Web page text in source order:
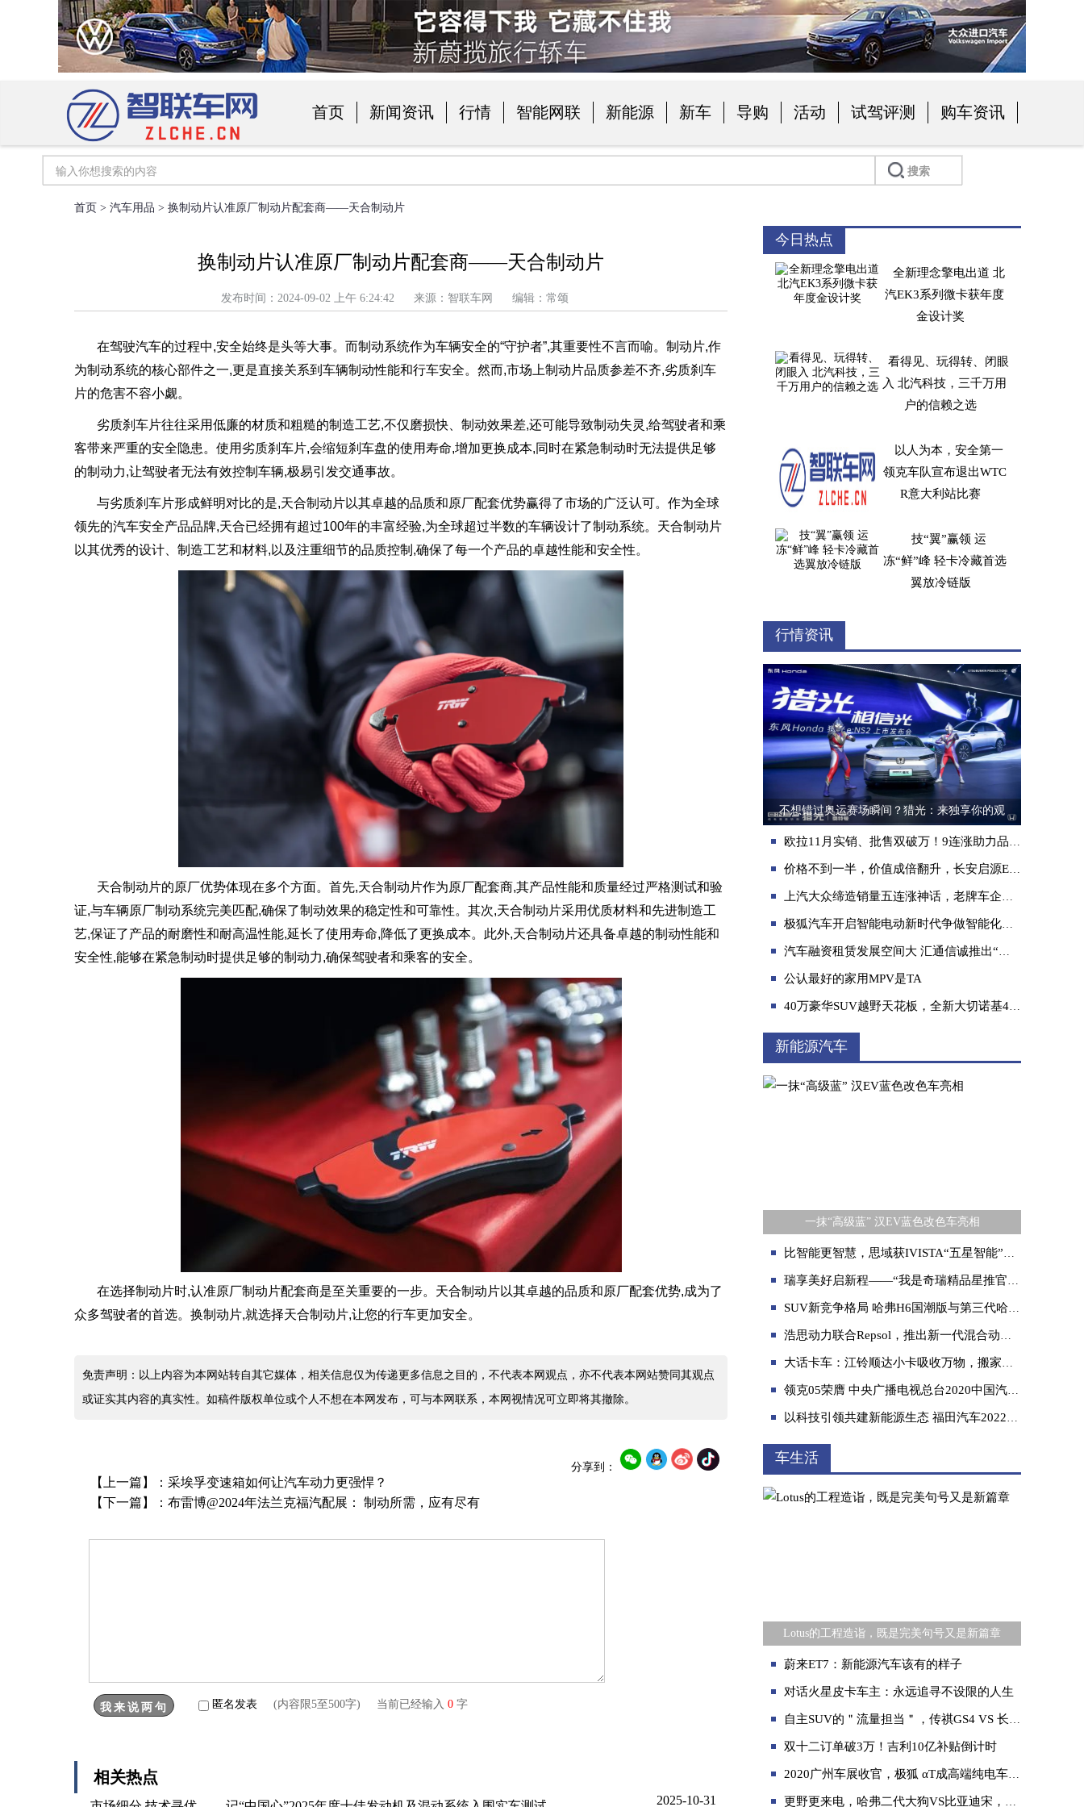
首页 新闻资讯 行情 智能网联 新能源 新车 导购 活动 试驾评测 购车资讯
首页 > 汽车用品 > 换制动片认准原厂制动片配套商——天合制动片
换制动片认准原厂制动片配套商——天合制动片
发布时间：2024-09-02 上午 6:24:42 来源：智联车网 编辑：常颂
在驾驶汽车的过程中,安全始终是头等大事。而制动系统作为车辆安全的“守护者”,其重要性不言而喻。制动片,作
为制动系统的核心部件之一,更是直接关系到车辆制动性能和行车安全。然而,市场上制动片品质参差不齐,劣质刹车
片的危害不容小觑。
劣质刹车片往往采用低廉的材质和粗糙的制造工艺,不仅磨损快、制动效果差,还可能导致制动失灵,给驾驶者和乘
客带来严重的安全隐患。使用劣质刹车片,会缩短刹车盘的使用寿命,增加更换成本,同时在紧急制动时无法提供足够
的制动力,让驾驶者无法有效控制车辆,极易引发交通事故。
与劣质刹车片形成鲜明对比的是,天合制动片以其卓越的品质和原厂配套优势赢得了市场的广泛认可。作为全球
领先的汽车安全产品品牌,天合已经拥有超过100年的丰富经验,为全球超过半数的车辆设计了制动系统。天合制动片
以其优秀的设计、制造工艺和材料,以及注重细节的品质控制,确保了每一个产品的卓越性能和安全性。
天合制动片的原厂优势体现在多个方面。首先,天合制动片作为原厂配套商,其产品性能和质量经过严格测试和验
证,与车辆原厂制动系统完美匹配,确保了制动效果的稳定性和可靠性。其次,天合制动片采用优质材料和先进制造工
艺,保证了产品的耐磨性和耐高温性能,延长了使用寿命,降低了更换成本。此外,天合制动片还具备卓越的制动性能和
安全性,能够在紧急制动时提供足够的制动力,确保驾驶者和乘客的安全。
在选择制动片时,认准原厂制动片配套商是至关重要的一步。天合制动片以其卓越的品质和原厂配套优势,成为了
众多驾驶者的首选。换制动片,就选择天合制动片,让您的行车更加安全。
免责声明：以上内容为本网站转自其它媒体，相关信息仅为传递更多信息之目的，不代表本网观点，亦不代表本网站赞同其观点
或证实其内容的真实性。如稿件版权单位或个人不想在本网发布，可与本网联系，本网视情况可立即将其撤除。
分享到：
【上一篇】： 采埃孚变速箱如何让汽车动力更强悍？
【下一篇】： 布雷博@2024年法兰克福汽配展： 制动所需，应有尽有
匿名发表 (内容限5至500字) 当前已经输入 0 字
相关热点
2025-10-31
今日热点
全新理念擎电出道 北
汽EK3系列微卡获年度
金设计奖
看得见、玩得转、闭眼
入 北汽科技，三千万用
户的信赖之选
以人为本，安全第一
领克车队宣布退出WTC
R意大利站比赛
技“翼”赢领 运
冻“鲜”峰 轻卡冷藏首选
翼放冷链版
CEO Matias：“混动”是
当下的技术重点，未来
十年全球超五成汽车仍
将搭载内燃机
行情资讯
不想错过奥运赛场瞬间？猎光：来独享你的观
欧拉11月实销、批售双破万！9连涨助力品牌登顶销冠
价格不到一半，价值成倍翻升，长安启源E07让Model X车主破大防
上汽大众缔造销量五连涨神话，老牌车企成功主导合资车市场
极狐汽车开启智能电动新时代争做智能化标杆
汽车融资租赁发展空间大 汇通信诚推出“汇租车”服务
公认最好的家用MPV是TA
40万豪华SUV越野天花板，全新大切诺基4xe VS 林肯飞行家谁更胜一筹？
新能源汽车
一抹“高级蓝” 汉EV蓝色改色车亮相
比智能更智慧，思域获IVISTA“五星智能”评定！
瑞享美好启新程——“我是奇瑞精品星推官”升级上线
SUV新竞争格局 哈弗H6国潮版与第三代哈弗H6王炸出击
浩思动力联合Repsol，推出新一代混合动力系统HORSE H12
大话卡车：江铃顺达小卡吸收万物，搬家能手尽显灵通
领克05荣膺 中央广播电视总台2020中国汽车风云盛典“年度最佳外观设计车”
以科技引领共建新能源生态 福田汽车2022年终大盘点
车生活
Lotus的工程造诣，既是完美句号又是新篇章
蔚来ET7：新能源汽车该有的样子
对话火星皮卡车主：永远追寻不设限的人生
自主SUV的＂流量担当＂，传祺GS4 VS 长安CS75 PLUS
双十二订单破3万！吉利10亿补贴倒计时
2020广州车展收官，极狐 αT成高端纯电车“热词”
更野更来电，哈弗二代大狗VS比亚迪宋，谁更胜一筹？